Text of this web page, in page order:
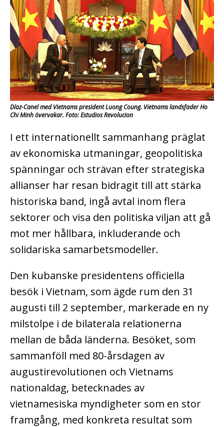
Díaz-Canel med Vietnams president Luong Coung. Vietnams landsfader Ho
Chi Minh övervakar. Foto: Estudios Revolucion
I ett internationellt sammanhang präglat
av ekonomiska utmaningar, geopolitiska
spänningar och strävan efter strategiska
allianser har resan bidragit till att stärka
historiska band, ingå avtal inom flera
sektorer och visa den politiska viljan att gå
mot mer hållbara, inkluderande och
solidariska samarbetsmodeller.
Den kubanske presidentens officiella
besök i Vietnam, som ägde rum den 31
augusti till 2 september, markerade en ny
milstolpe i de bilaterala relationerna
mellan de båda länderna. Besöket, som
sammanföll med 80-årsdagen av
augustirevolutionen och Vietnams
nationaldag, betecknades av
vietnamesiska myndigheter som en stor
framgång, med konkreta resultat som